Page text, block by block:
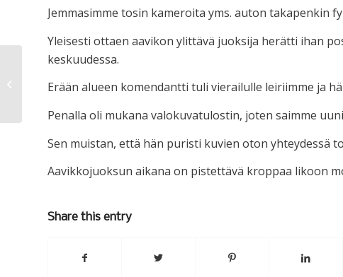
Jemmasimme tosin kameroita yms. auton takapenkin
Yleisesti ottaen aavikon ylittävä juoksija herätti ihan
keskuudessa.
Erään alueen komendantti tuli vierailulle leiriimme ja
Penalla oli mukana valokuvatulostin, joten saimme
Sen muistan, että hän puristi kuvien oton yhteydessä
Aavikkojuoksun aikana on pistettävä kroppaa likoon
Share this entry
“Jukka, miksi et tule Arabiaan?”